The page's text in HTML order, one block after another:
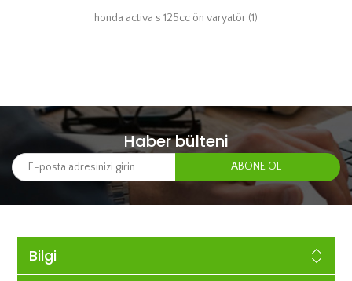
honda activa s 125cc ön varyatör (1)
Haber bülteni
Bilgi